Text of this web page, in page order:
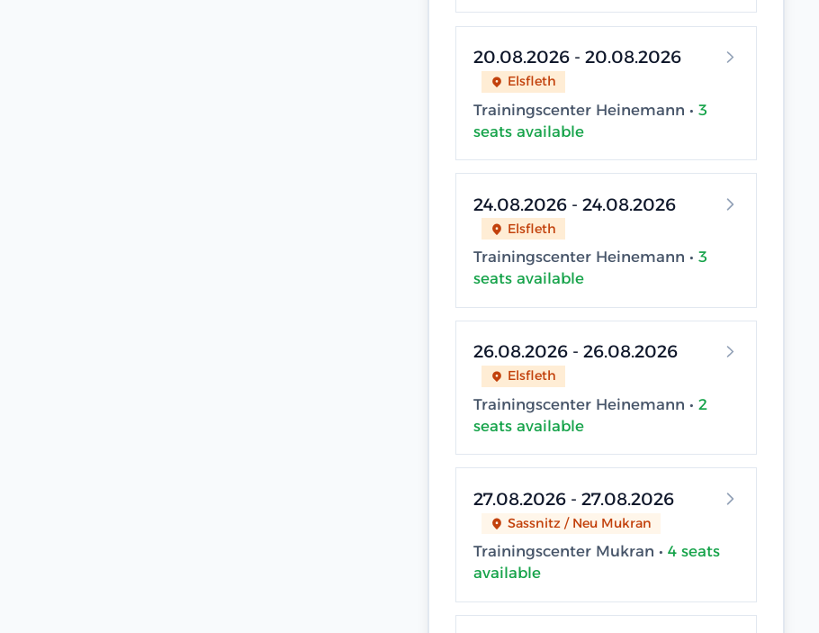
20.08.2026 - 20.08.2026
Elsfleth
Trainingscenter Heinemann • 3
seats available
24.08.2026 - 24.08.2026
Elsfleth
Trainingscenter Heinemann • 3
seats available
26.08.2026 - 26.08.2026
Elsfleth
Trainingscenter Heinemann • 2
seats available
27.08.2026 - 27.08.2026
Sassnitz / Neu Mukran
Trainingscenter Mukran • 4 seats
available